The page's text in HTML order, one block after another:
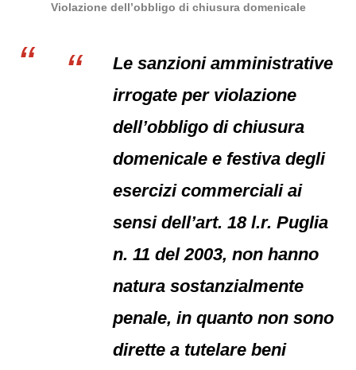
Violazione dell’obbligo di chiusura domenicale
Le sanzioni amministrative
irrogate per violazione
dell’obbligo di chiusura
domenicale e festiva degli
esercizi commerciali ai
sensi dell’art. 18 l.r. Puglia
n. 11 del 2003, non hanno
natura sostanzialmente
penale, in quanto non sono
dirette a tutelare beni